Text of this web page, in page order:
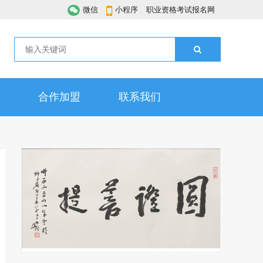
微信 小程序 职业资格考试报名网
合作加盟 联系我们